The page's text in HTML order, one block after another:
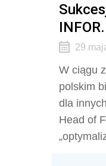
29
W ciągu
polskim
dla
Head of